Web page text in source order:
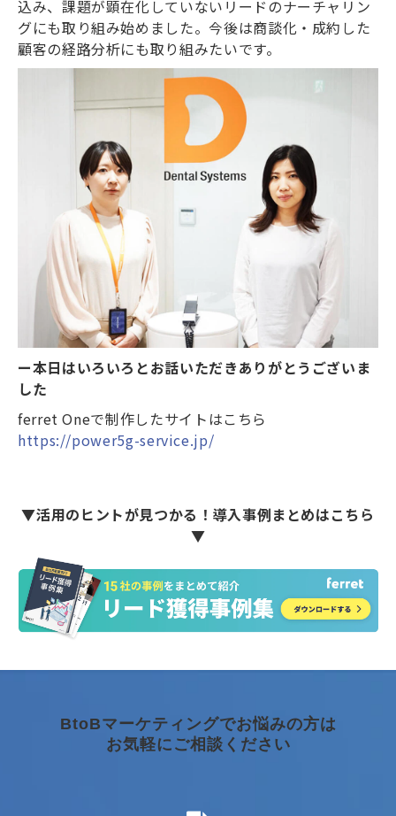
込み、課題が顕在化していないリードのナーチャリン
グにも取り組み始めました。今後は商談化・成約した
顧客の経路分析にも取り組みたいです。
ー本日はいろいろとお話いただきありがとうございま
した
ferret Oneで制作したサイトはこちら
https://power5g-service.jp/
▼活用のヒントが見つかる！導入事例まとめはこちら
▼
BtoBマーケティングでお悩みの方は
お気軽にご相談ください